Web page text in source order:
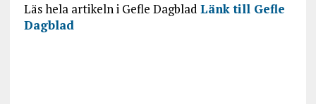
Läs hela artikeln i Gefle Dagblad Länk till Gefle
Dagblad